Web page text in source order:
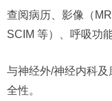
查阅病历、影像（
SCIM 等）、呼吸功
与神经外/神经内科
全性。